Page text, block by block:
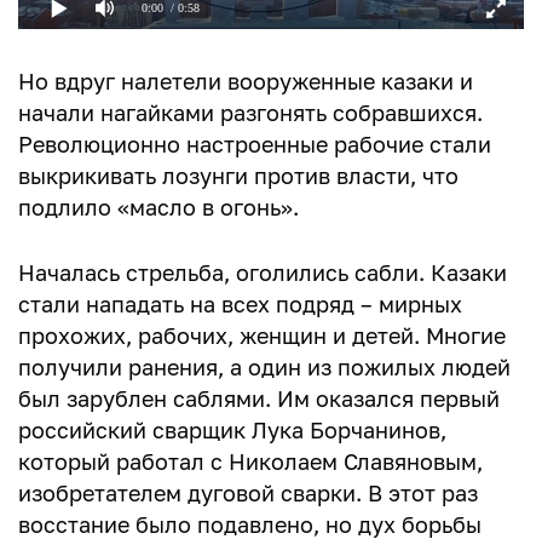
0:00 / 0:58
Но вдруг налетели вооруженные казаки и
начали нагайками разгонять собравшихся.
Революционно настроенные рабочие стали
выкрикивать лозунги против власти, что
подлило «масло в огонь».
Началась стрельба, оголились сабли. Казаки
стали нападать на всех подряд – мирных
прохожих, рабочих, женщин и детей. Многие
получили ранения, а один из пожилых людей
был зарублен саблями. Им оказался первый
российский сварщик Лука Борчанинов,
который работал с Николаем Славяновым,
изобретателем дуговой сварки. В этот раз
восстание было подавлено, но дух борьбы